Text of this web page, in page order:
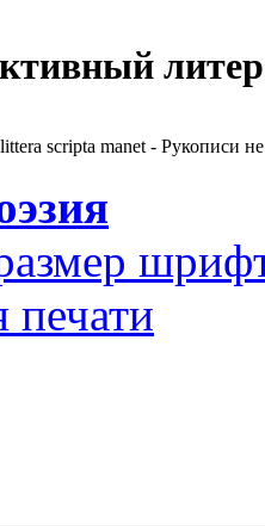
scripta manet - Рукописи не
печати